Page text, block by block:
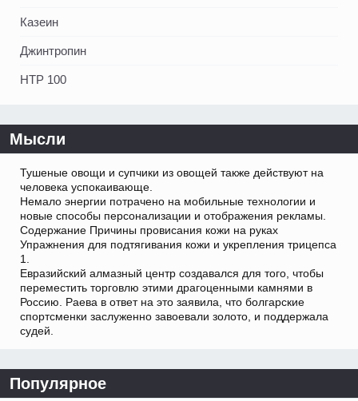
Казеин
Джинтропин
HTP 100
Мысли
Тушеные овощи и супчики из овощей также действуют на
человека успокаивающе.
Немало энергии потрачено на мобильные технологии и
новые способы персонализации и отображения рекламы.
Содержание Причины провисания кожи на руках
Упражнения для подтягивания кожи и укрепления трицепса
1.
Евразийский алмазный центр создавался для того, чтобы
переместить торговлю этими драгоценными камнями в
Россию. Раева в ответ на это заявила, что болгарские
спортсменки заслуженно завоевали золото, и поддержала
судей.
Популярное